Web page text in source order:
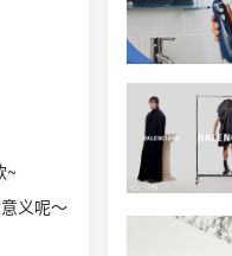
~
义呢～